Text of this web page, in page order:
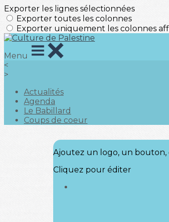
Exporter les lignes sélectionnées
Exporter toutes les colonnes
Exporter uniquement les colonnes
Menu
<
>
Actualités
Agenda
Le Babillard
Coups de coeur
Ajoutez un logo, un bouton,
Cliquez pour éditer